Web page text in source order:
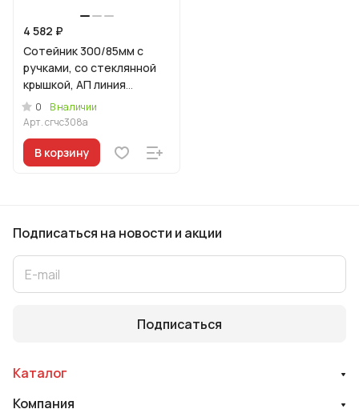
4 582 ₽
Сотейник 300/85мм с
ручками, со стеклянной
крышкой, АП линия
"Грация" (черный/
серебро)
0
В наличии
Арт.сгчс308а
В корзину
Подписаться на новости и акции
Подписаться
Каталог
Компания